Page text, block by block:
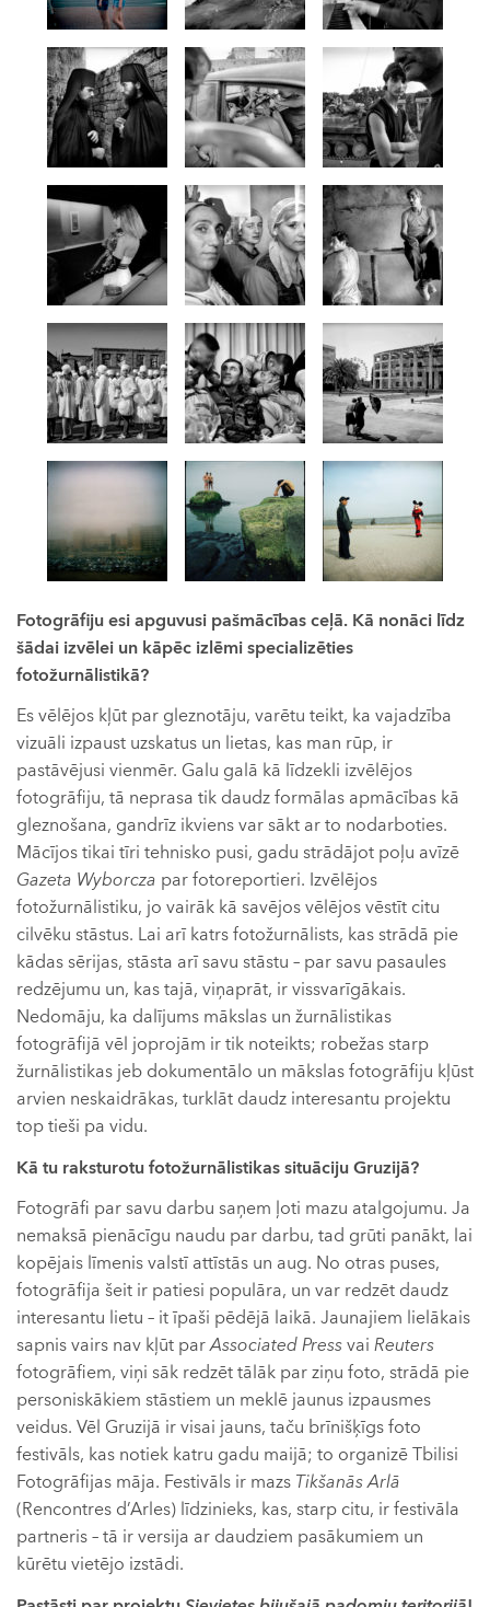
Fotogrāfiju esi apguvusi pašmācības ceļā. Kā nonāci līdz
šādai izvēlei un kāpēc izlēmi specializēties
fotožurnālistikā?
Es vēlējos kļūt par gleznotāju, varētu teikt, ka vajadzība
vizuāli izpaust uzskatus un lietas, kas man rūp, ir
pastāvējusi vienmēr. Galu galā kā līdzekli izvēlējos
fotogrāfiju, tā neprasa tik daudz formālas apmācības kā
gleznošana, gandrīz ikviens var sākt ar to nodarboties.
Mācījos tikai tīri tehnisko pusi, gadu strādājot poļu avīzē
Gazeta Wyborcza par fotoreportieri. Izvēlējos
fotožurnālistiku, jo vairāk kā savējos vēlējos vēstīt citu
cilvēku stāstus. Lai arī katrs fotožurnālists, kas strādā pie
kādas sērijas, stāsta arī savu stāstu – par savu pasaules
redzējumu un, kas tajā, viņaprāt, ir vissvarīgākais.
Nedomāju, ka dalījums mākslas un žurnālistikas
fotogrāfijā vēl joprojām ir tik noteikts; robežas starp
žurnālistikas jeb dokumentālo un mākslas fotogrāfiju kļūst
arvien neskaidrākas, turklāt daudz interesantu projektu
top tieši pa vidu.
Kā tu raksturotu fotožurnālistikas situāciju Gruzijā?
Fotogrāfi par savu darbu saņem ļoti mazu atalgojumu. Ja
nemaksā pienācīgu naudu par darbu, tad grūti panākt, lai
kopējais līmenis valstī attīstās un aug. No otras puses,
fotogrāfija šeit ir patiesi populāra, un var redzēt daudz
interesantu lietu – it īpaši pēdējā laikā. Jaunajiem lielākais
sapnis vairs nav kļūt parAssociated Pressvai Reuters
fotogrāfiem, viņi sāk redzēt tālāk par ziņu foto, strādā pie
personiskākiem stāstiem un meklē jaunus izpausmes
veidus. Vēl Gruzijā ir visai jauns, taču brīnišķīgs foto
festivāls, kas notiek katru gadu maijā; to organizē Tbilisi
Fotogrāfijas māja. Festivāls ir mazs Tikšanās Arlā
(Rencontres d’Arles) līdzinieks, kas, starp citu, ir festivāla
partneris – tā ir versija ar daudziem pasākumiem un
kūrētu vietējo izstādi.